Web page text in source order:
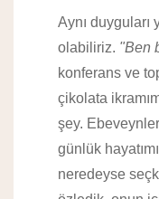
Aynı duyguları
olabiliriz. "Ben
konferans ve
çikolata
şey.
günlük
neredeyse